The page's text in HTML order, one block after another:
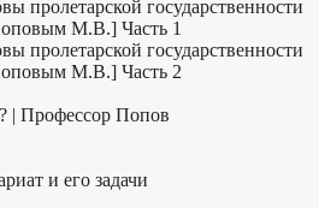
пролетарской государственности
М.В.] Часть 1
пролетарской государственности
М.В.] Часть 2
| Профессор Попов
и его задачи